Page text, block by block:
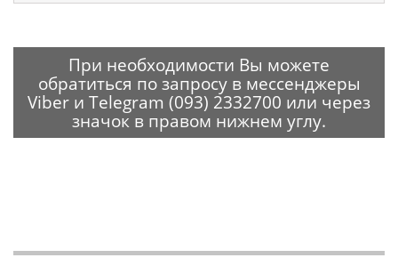
При необходимости Вы можете
обратиться по запросу в мессенджеры
Viber и Telegram (093) 2332700 или через
значок в правом нижнем углу.